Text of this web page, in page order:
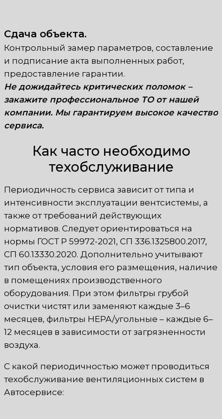
Сдача объекта.
Контрольный замер параметров, составление
и подписание акта выполненных работ,
предоставление гарантии.
Не дожидайтесь критических поломок –
закажите профессиональное ТО от нашей
компании. Мы гарантируем высокое качество
сервиса.
Как часто необходимо
техобслуживание
Периодичность сервиса зависит от типа и
интенсивности эксплуатации вентсистемы, а
также от требований действующих
нормативов. Следует ориентироваться на
нормы ГОСТ Р 59972-2021, СП 336.1325800.2017,
СП 60.13330.2020. Дополнительно учитывают
тип объекта, условия его размещения, наличие
в помещениях производственного
оборудования. При этом фильтры грубой
очистки чистят или заменяют каждые 3–6
месяцев, фильтры HEPA/угольные – каждые 6–
12 месяцев в зависимости от загрязненности
воздуха.
С какой периодичностью может проводиться
техобслуживание вентиляционных систем в
Автосервисе: